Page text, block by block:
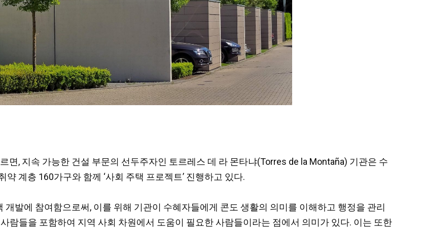
면, 지속 가능한 건설 부문의 선두주자인 토르레스 데 라 몬타냐(Torres de la Montaña) 기관은 수
계층 160가구와 함께 ‘사회 주택 프로젝트’ 진행하고 있다.
발에 참여함으로써, 이를 위해 기관이 수혜자들에게 콘도 생활의 의미를 이해하고 행정을 관리
람들을 포함하여 지역 사회 차원에서 도움이 필요한 사람들이라는 점에서 의미가 있다. 이는 또한